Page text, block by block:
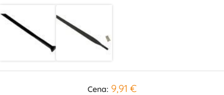
Cena: 9,91 €